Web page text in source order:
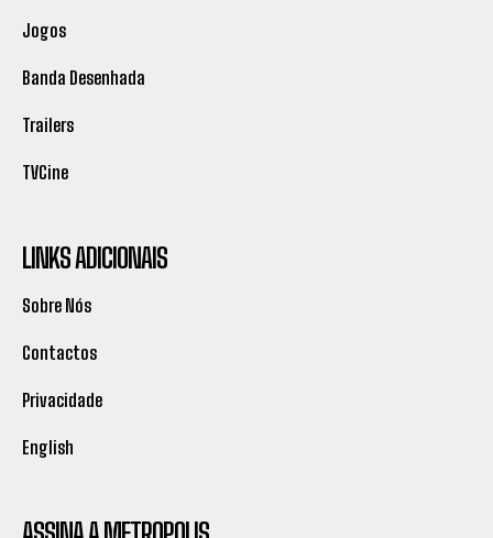
Jogos
Banda Desenhada
Trailers
TVCine
LINKS ADICIONAIS
Sobre Nós
Contactos
Privacidade
English